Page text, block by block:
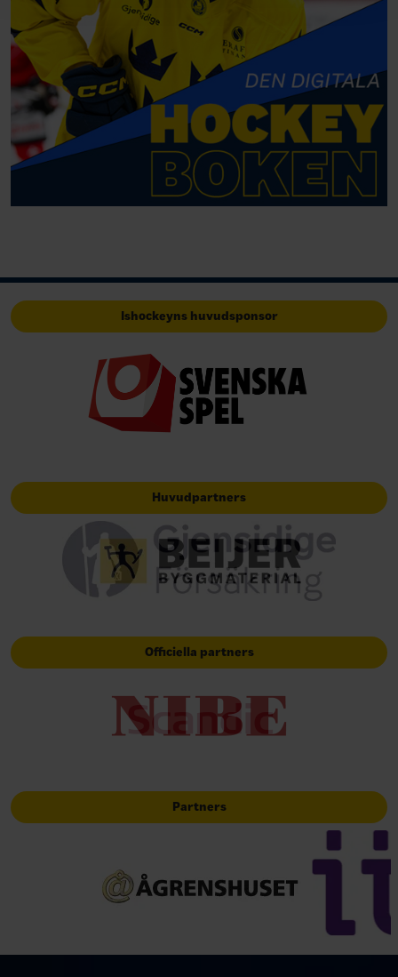
Ishockeyns huvudsponsor
Huvudpartners
Officiella partners
Partners